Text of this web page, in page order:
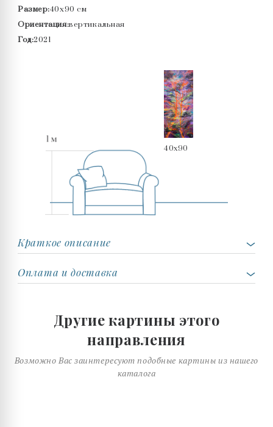
Размер:40x90 см
Ориентация:вертикальная
Год:2021
40x90
Краткое описание
Оплата и доставка
Другие картины этого
направления
Возможно Вас заинтересуют подобные картины из нашего
каталога